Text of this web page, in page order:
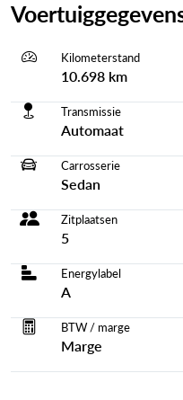
Kilometerstand
10.698 km
Transmissie
Automaat
Carrosserie
Sedan
Zitplaatsen
5
Energylabel
A
BTW / marge
Marge